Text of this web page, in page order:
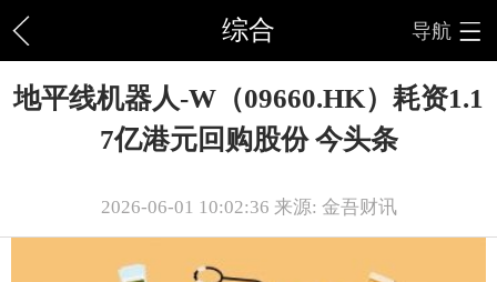
综合 导航
地平线机器人-W（09660.HK）耗资1.1
7亿港元回购股份 今头条
2026-06-01 10:02:36 来源: 金吾财讯